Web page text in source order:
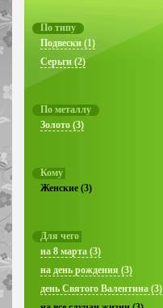
По типу
Подвески (1)
Серьги (2)
По металлу
Золото (3)
Кому
Женские (3)
Для чего
на 8 марта (3)
на день рождения (3)
день Святого Валентина (3)